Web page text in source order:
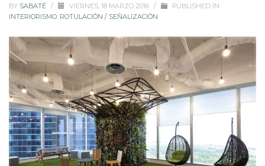
BY SABATÉ / VIERNES, 18 MARZO 2016 /
PUBLISHED IN
INTERIORISMO, ROTULACIÓN / SEÑALIZACIÓN